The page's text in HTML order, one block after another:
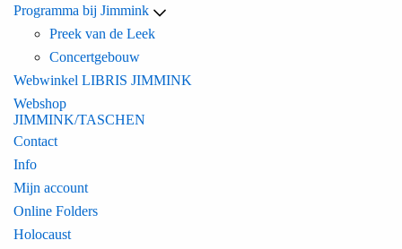
Programma bij Jimmink
Preek van de Leek
Concertgebouw
Webwinkel LIBRIS JIMMINK
Webshop
JIMMINK/TASCHEN
Contact
Info
Mijn account
Online Folders
Holocaust